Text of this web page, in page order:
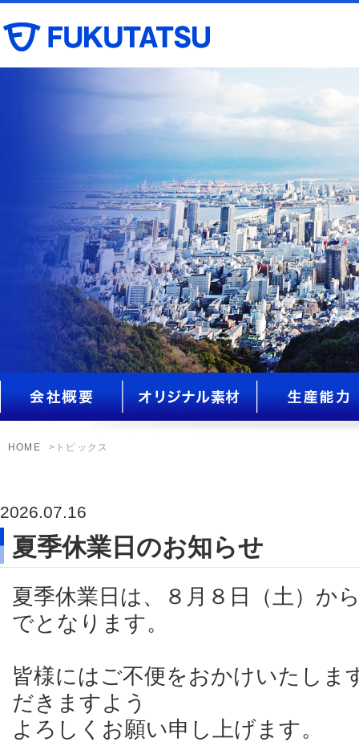
HOME >トピックス
2026.07.16
夏季休業日のお知らせ
夏季休業日は、８月８日（土）か
でとなります。
皆様にはご不便をおかけいたしま
だきますよう
よろしくお願い申し上げます。